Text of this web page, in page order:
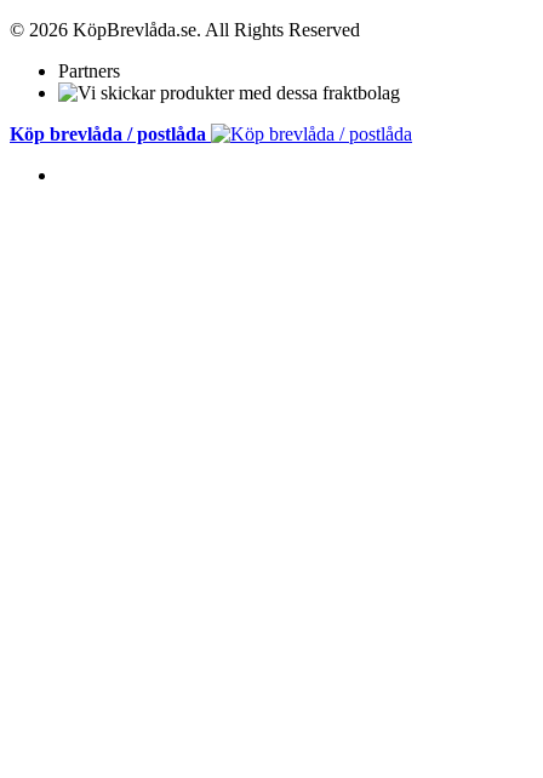
© 2026 KöpBrevlåda.se. All Rights Reserved
Partners
Köp brevlåda / postlåda